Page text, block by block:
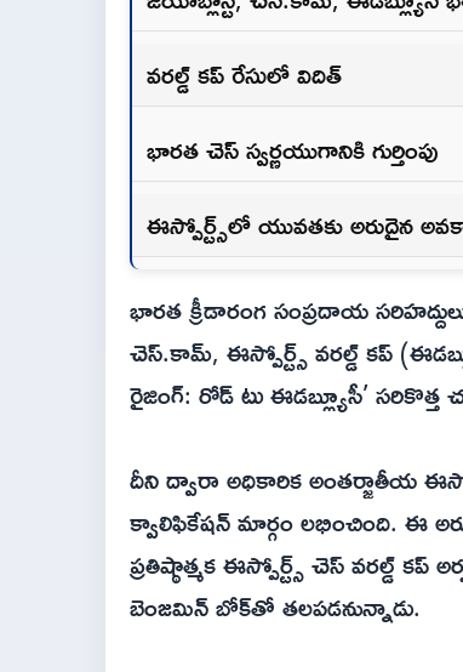
వరల్డ్ కప్ రేసులో విదిత్
భారత చెస్ స్వర్ణయుగానికి గుర్తింపు
ఈస్పోర్ట్స్‌లో యువతకు అరుదైన
భారత క్రీడారంగ సంప్రదాయ
చెస్.కామ్, ఈస్పోర్ట్స్ వరల్డ్ కప్
రైజింగ్: రోడ్ టు ఈడబ్ల్యూసీ’ సరికొత్త
దీని ద్వారా అధికారిక అంతర్జాతీయ
క్వాలిఫికేషన్ మార్గం లభించింది. ఈ
ప్రతిష్ఠాత్మక ఈస్పోర్ట్స్ చెస్ వరల్డ్
బెంజమిన్ బోక్‌తో తలపడనున్నాడు.